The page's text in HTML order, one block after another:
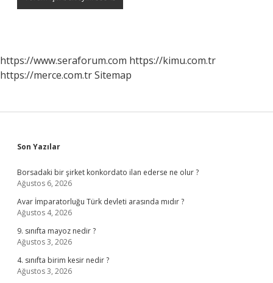
https://www.seraforum.com https://kimu.com.tr
https://merce.com.trSitemap
Sidebar
Son Yazılar
Borsadaki bir şirket konkordato ilan ederse ne olur ?
Ağustos 6, 2026
Avar İmparatorluğu Türk devleti arasında mıdır ?
Ağustos 4, 2026
9. sınıfta mayoz nedir ?
Ağustos 3, 2026
4. sınıfta birim kesir nedir ?
Ağustos 3, 2026